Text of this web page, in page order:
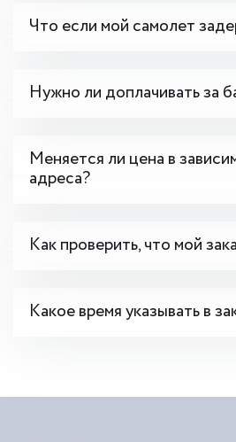
Что если мой самолет
Нужно ли доплачивать за
Меняется ли цена в
адреса?
Как проверить, что мой
Какое время указывать в